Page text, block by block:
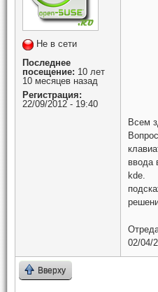
Не в сети
Последнее
посещение: 10 лет
10 месяцев назад
Регистрация:
22/09/2012 - 19:40
Всем
ввода
kde.
02/04/
Вверху